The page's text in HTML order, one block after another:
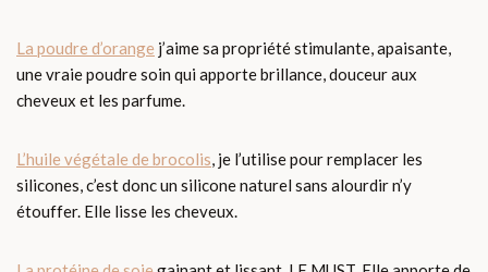
La poudre d’orange j’aime sa propriété stimulante, apaisante,
une vraie poudre soin qui apporte brillance, douceur aux
cheveux et les parfume.
L’huile végétale de brocolis, je l’utilise pour remplacer les
silicones, c’est donc un silicone naturel sans alourdir n’y
étouffer. Elle lisse les cheveux.